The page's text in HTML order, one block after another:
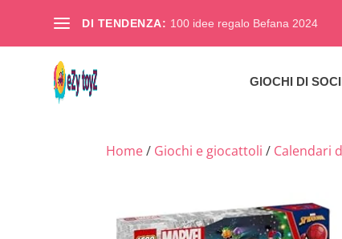
DI TENDENZA: 100 idee regalo Befana 2024
GIOCHI DI
Home/ Giochi e giocattoli / Calendari